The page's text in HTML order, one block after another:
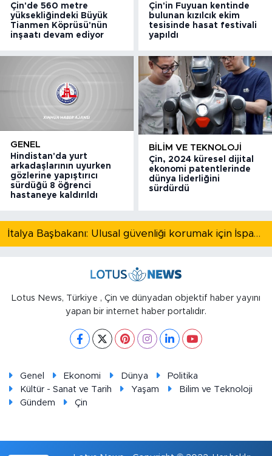
Çin'de 560 metre
yüksekliğindeki Büyük
Tianmen Köprüsü'nün
inşaatı devam ediyor
Çin'in Fuyuan kentinde
bulunan kızılcık ekim
tesisinde hasat festivali
yapıldı
GENEL
Hindistan'da yurt
arkadaşlarının uyurken
gözlerine yapıştırıcı
sürdüğü 8 öğrenci
hastaneye kaldırıldı
BILIM VE TEKNOLOJI
Çin, 2024 küresel dijital
ekonomi patentlerinde
dünya liderliğini
sürdürdü
İtalya Başbakanı: Ulusal güvenliği korumak için İspanya ile Schengen kapsamındaki serbest dolaşımı askıya alıyoruz
Lotus News, Türkiye , Çin ve dünyadan objektif haber yayını
yapan bir internet haber portalıdır.
Genel Ekonomi Dünya
Politika
Kültür - Sanat ve Tarih
Yaşam
Bilim ve Teknoloji
Gündem
Çin